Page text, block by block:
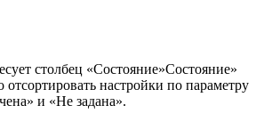
столбец «Состояние»Состояние»
настройки по параметру
и «Не задана».